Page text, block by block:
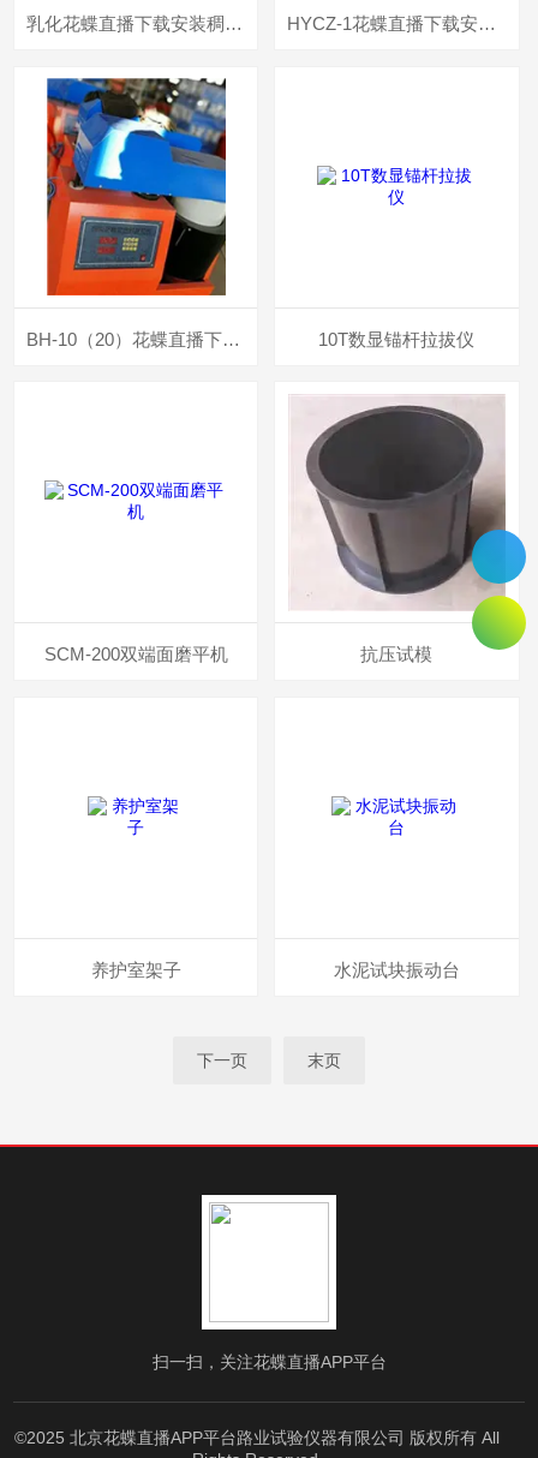
乳化花蝶直播下载安装稠度试验仪 HYCZ-1花蝶直播下载安装混合料车辙试验机
BH-10（20）花蝶直播下载安装混合料搅拌机 10T数显锚杆拉拔仪
SCM-200双端面磨平机 抗压试模
养护室架子 水泥试块振动台
下一页 末页
扫一扫，关注花蝶直播APP平台
©2025 北京花蝶直播APP平台路业试验仪器有限公司 版权所有 All